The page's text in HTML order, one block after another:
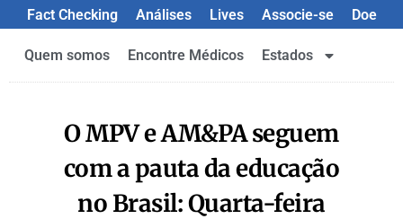
Fact Checking
Análises Lives Associe-se Doe
Quem somos Encontre Médicos Estados
O MPV e AM&PA seguem
com a pauta da educação
no Brasil: Quarta-feira